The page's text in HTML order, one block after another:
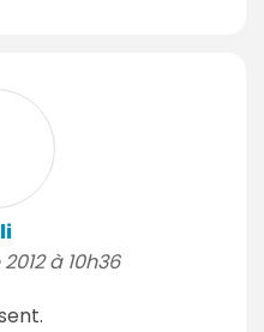
à 10h36